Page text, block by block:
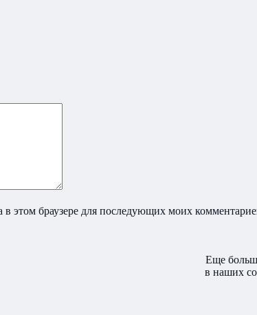
в этом браузере для последующих моих
Еще
в наших